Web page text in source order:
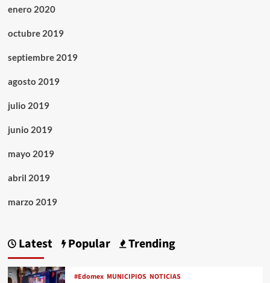
enero 2020
octubre 2019
septiembre 2019
agosto 2019
julio 2019
junio 2019
mayo 2019
abril 2019
marzo 2019
Latest Popular Trending
#Edomex MUNICIPIOS NOTICIAS